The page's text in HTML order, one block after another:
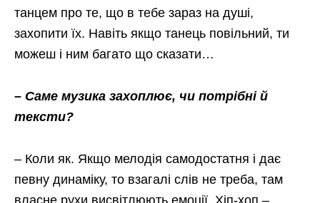
танцем про те, що в тебе зараз на душі,
захопити їх. Навіть якщо танець повільний, ти
можеш і ним багато що сказати…
– Саме музика захоплює, чи потрібні й
тексти?
– Коли як. Якщо мелодія самодостатня і дає
певну динаміку, то взагалі слів не треба, там
власне рухи висвітлюють емоції. Хіп-хоп –